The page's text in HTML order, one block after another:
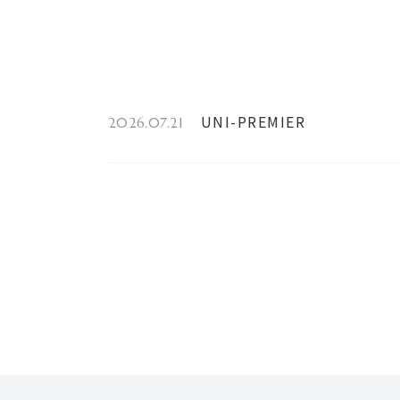
2026.07.21 UNI-PREMIER